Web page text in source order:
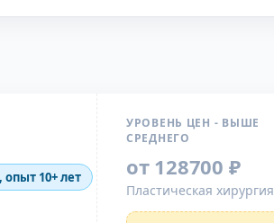
опыт 10+ лет
УРОВЕНЬ ЦЕН - ВЫШЕ
СРЕДНЕГО
от 128700 ₽
Пластическая хирургия